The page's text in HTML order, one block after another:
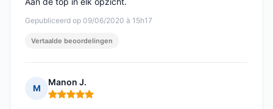
Gepubliceerd op 09/06/2020 à 15h17
Vertaalde beoordelingen
M
Manon J.
Opmerking: 5 van 5